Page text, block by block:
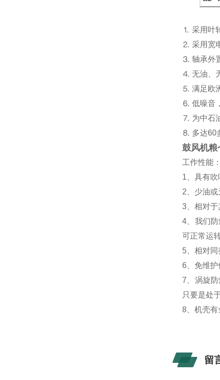
⒈ 采用叶
⒉ 采用宽
⒊ 轴承外
⒋ 无油、
⒌ 满足欧
⒍ 低噪音
⒎ 为中石
⒏ 多达60
鼓风机粮
工作性能
1、具有
2、少油
3、相对
4、我们
可正常运
5、相对
6、免维
7、涡旋
只要是处
8、机壳
留